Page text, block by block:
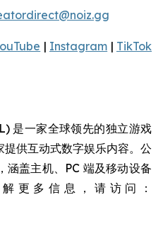
| Instagram | TikTok
是一家全球领先的独立游戏
供互动式数字娱乐内容。公
涵盖主机、PC 端及移动设备
更多信息，请访问：